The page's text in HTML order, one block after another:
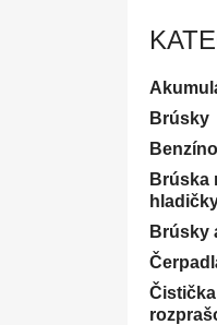
Brúsky
Brúska
Brúsky